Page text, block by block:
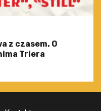
z czasem. O
Triera